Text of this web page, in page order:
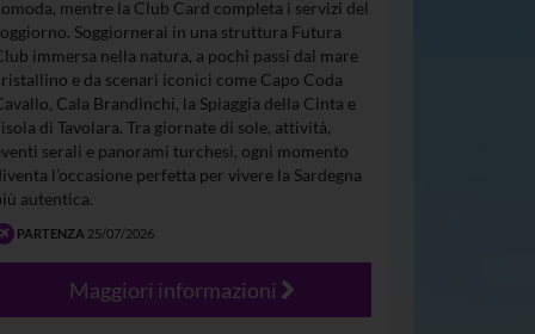
mentre la Club Card completa i servizi del
Soggiornerai in una struttura Futura
immersa nella natura, a pochi passi dal mare
e da scenari iconici come Capo Coda
Cala Brandinchi, la Spiaggia della Cinta e
di Tavolara. Tra giornate di sole, attività,
serali e panorami turchesi, ogni momento
l’occasione perfetta per vivere la Sardegna
autentica.
PARTENZA 25/07/2026
Maggiori informazioni